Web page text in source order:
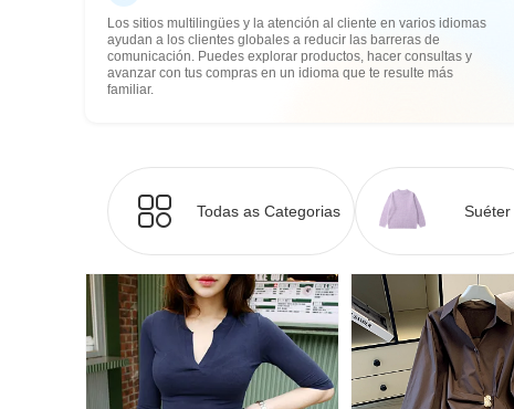
Los sitios multilingües y la atención al cliente en varios idiomas
ayudan a los clientes globales a reducir las barreras de
comunicación. Puedes explorar productos, hacer consultas y
avanzar con tus compras en un idioma que te resulte más
familiar.
Todas as Categorias Suéter